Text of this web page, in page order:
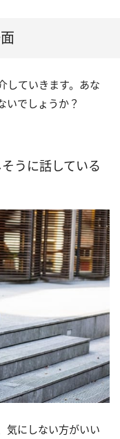
していきます。あな
いでしょうか？
うに話している
気にしない方がいい